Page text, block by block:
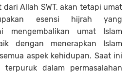
Allah SWT, akan tetapi umat
esensi hijrah yang
mengembalikan umat Islam
dengan menerapkan Islam
aspek kehidupan. Saat ini
dalam permasalahan